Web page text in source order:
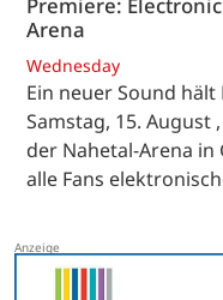
Premiere:
Arena
Wednesday
Ein neuer Sound hält
Samstag, 15. August
der Nahetal-Arena
alle Fans